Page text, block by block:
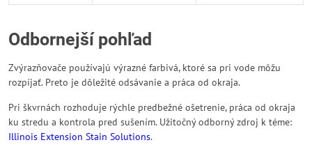
Odbornejší pohľad
Zvýrazňovače používajú výrazné farbivá, ktoré sa pri vode môžu
rozpíjať. Preto je dôležité odsávanie a práca od okraja.
Pri škvrnách rozhoduje rýchle predbežné ošetrenie, práca od okraja
ku stredu a kontrola pred sušením. Užitočný odborný zdroj k téme:
Illinois Extension Stain Solutions.